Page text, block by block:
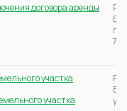
договора аренды
7
участка
участка